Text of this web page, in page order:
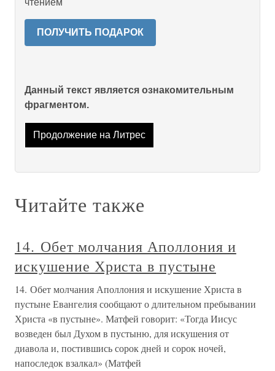
чтением
ПОЛУЧИТЬ ПОДАРОК
Данный текст является ознакомительным
фрагментом.
Продолжение на Литрес
Читайте также
14. Обет молчания Аполлония и
искушение Христа в пустыне
14. Обет молчания Аполлония и искушение Христа в
пустыне Евангелия сообщают о длительном пребывании
Христа «в пустыне». Матфей говорит: «Тогда Иисус
возведен был Духом в пустыню, для искушения от
диавола и, постившись сорок дней и сорок ночей,
напоследок взалкал» (Матфей